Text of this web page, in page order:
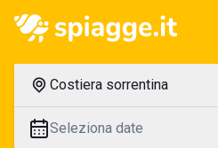
Costiera sorrentina
Seleziona date